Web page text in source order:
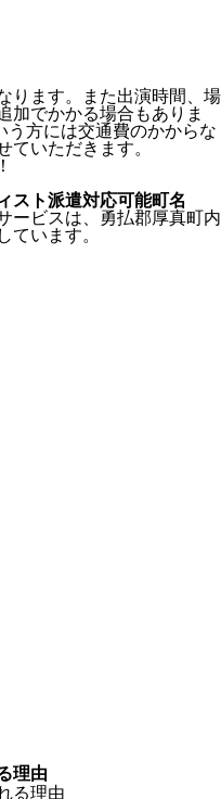
ります。また出演時間、場
加でかかる場合もありま
う方には交通費のかからな
ていただきます。
スト派遣対応可能町名
ービスは、勇払郡厚真町内
ています。
理由